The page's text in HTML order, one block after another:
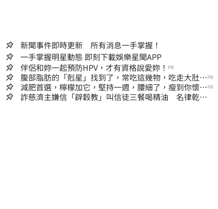
新聞事件即時更新 所有消息一手掌握！
一手掌握明星動態 即刻下載娛樂星聞APP
伴侶和妳一起預防HPV，才有資格說愛妳！ PR
腹部脂肪的「剋星」找到了，常吃這幾物，吃走大肚
囊，瘦出小蠻腰
PR
減肥首選，檸檬加它，堅持一週，腰細了，瘦到你懷疑
人生
PR
詐慈濟主嫌信「辟穀教」叫信徒三餐喝精油 名律乾女